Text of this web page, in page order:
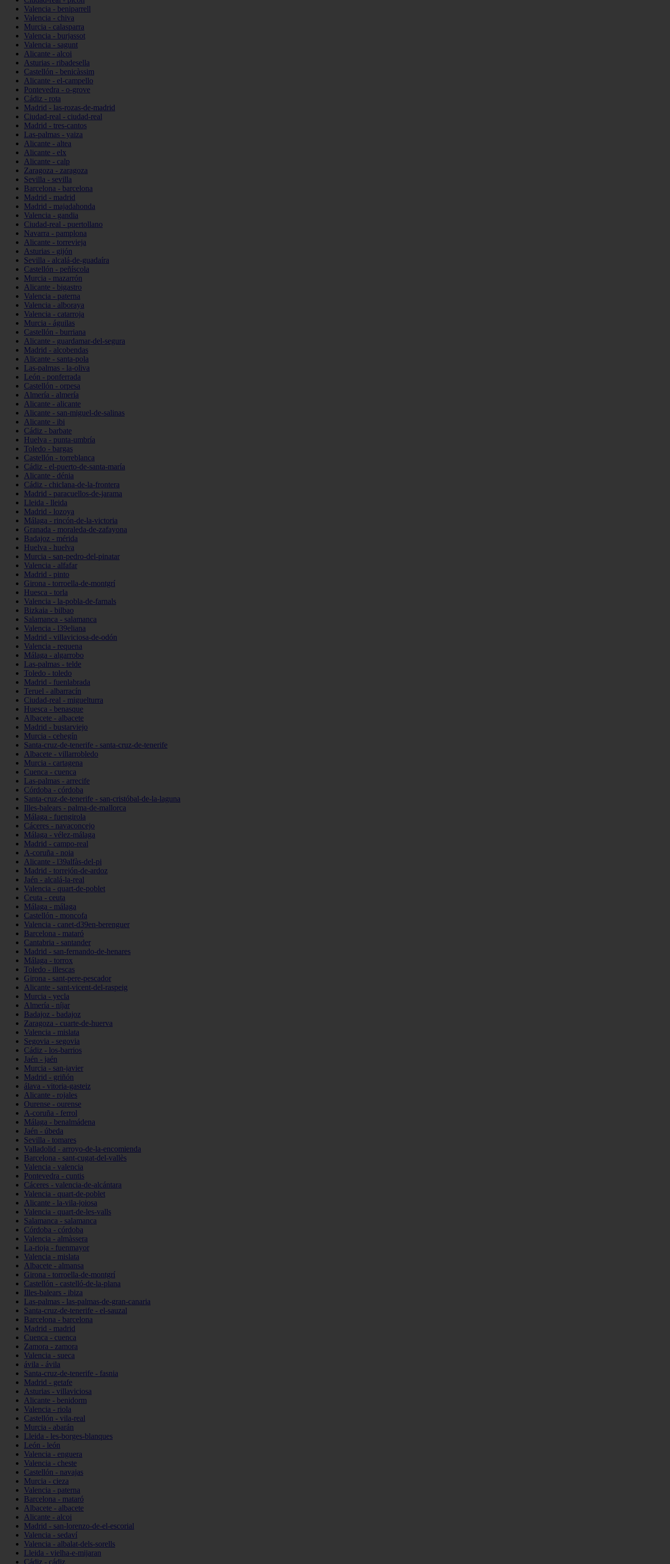
Valencia - beniparrell
Valencia - chiva
Murcia - calasparra
Valencia - burjassot
Valencia - sagunt
Alicante - alcoi
Asturias - ribadesella
Castellón - benicàssim
Alicante - el-campello
Pontevedra - o-grove
Cádiz - rota
Madrid - las-rozas-de-madrid
Ciudad-real - ciudad-real
Madrid - tres-cantos
Las-palmas - yaiza
Alicante - altea
Alicante - elx
Alicante - calp
Zaragoza - zaragoza
Sevilla - sevilla
Barcelona - barcelona
Madrid - madrid
Madrid - majadahonda
Valencia - gandia
Ciudad-real - puertollano
Navarra - pamplona
Alicante - torrevieja
Asturias - gijón
Sevilla - alcalá-de-guadaíra
Castellón - peñíscola
Murcia - mazarrón
Alicante - bigastro
Valencia - paterna
Valencia - alboraya
Valencia - catarroja
Murcia - águilas
Castellón - burriana
Alicante - guardamar-del-segura
Madrid - alcobendas
Alicante - santa-pola
Las-palmas - la-oliva
León - ponferrada
Castellón - orpesa
Almería - almería
Alicante - alicante
Alicante - san-miguel-de-salinas
Alicante - ibi
Cádiz - barbate
Huelva - punta-umbría
Toledo - bargas
Castellón - torreblanca
Cádiz - el-puerto-de-santa-maría
Alicante - dénia
Cádiz - chiclana-de-la-frontera
Madrid - paracuellos-de-jarama
Lleida - lleida
Madrid - lozoya
Málaga - rincón-de-la-victoria
Granada - moraleda-de-zafayona
Badajoz - mérida
Huelva - huelva
Murcia - san-pedro-del-pinatar
Valencia - alfafar
Madrid - pinto
Girona - torroella-de-montgrí
Huesca - torla
Valencia - la-pobla-de-farnals
Bizkaia - bilbao
Salamanca - salamanca
Valencia - l39eliana
Madrid - villaviciosa-de-odón
Valencia - requena
Málaga - algarrobo
Las-palmas - telde
Toledo - toledo
Madrid - fuenlabrada
Teruel - albarracín
Ciudad-real - miguelturra
Huesca - benasque
Albacete - albacete
Madrid - bustarviejo
Murcia - cehegín
Santa-cruz-de-tenerife - santa-cruz-de-tenerife
Albacete - villarrobledo
Murcia - cartagena
Cuenca - cuenca
Las-palmas - arrecife
Córdoba - córdoba
Santa-cruz-de-tenerife - san-cristóbal-de-la-laguna
Illes-balears - palma-de-mallorca
Málaga - fuengirola
Cáceres - navaconcejo
Málaga - vélez-málaga
Madrid - campo-real
A-coruña - noia
Alicante - l39alfàs-del-pi
Madrid - torrejón-de-ardoz
Jaén - alcalá-la-real
Valencia - quart-de-poblet
Ceuta - ceuta
Málaga - málaga
Castellón - moncofa
Valencia - canet-d39en-berenguer
Barcelona - mataró
Cantabria - santander
Madrid - san-fernando-de-henares
Málaga - torrox
Toledo - illescas
Girona - sant-pere-pescador
Alicante - sant-vicent-del-raspeig
Murcia - yecla
Almería - níjar
Badajoz - badajoz
Zaragoza - cuarte-de-huerva
Valencia - mislata
Segovia - segovia
Cádiz - los-barrios
Jaén - jaén
Murcia - san-javier
Madrid - griñón
álava - vitoria-gasteiz
Alicante - rojales
Ourense - ourense
A-coruña - ferrol
Málaga - benalmádena
Jaén - úbeda
Sevilla - tomares
Valladolid - arroyo-de-la-encomienda
Barcelona - sant-cugat-del-vallès
Valencia - valencia
Pontevedra - cuntis
Cáceres - valencia-de-alcántara
Valencia - quart-de-poblet
Alicante - la-vila-joiosa
Valencia - quart-de-les-valls
Salamanca - salamanca
Córdoba - córdoba
Valencia - almàssera
La-rioja - fuenmayor
Valencia - mislata
Albacete - almansa
Girona - torroella-de-montgrí
Castellón - castelló-de-la-plana
Illes-balears - ibiza
Las-palmas - las-palmas-de-gran-canaria
Santa-cruz-de-tenerife - el-sauzal
Barcelona - barcelona
Madrid - madrid
Cuenca - cuenca
Zamora - zamora
Valencia - sueca
ávila - ávila
Santa-cruz-de-tenerife - fasnia
Madrid - getafe
Asturias - villaviciosa
Alicante - benidorm
Valencia - riola
Castellón - vila-real
Murcia - abarán
Lleida - les-borges-blanques
León - león
Valencia - enguera
Valencia - cheste
Castellón - navajas
Murcia - cieza
Valencia - paterna
Barcelona - mataró
Albacete - albacete
Alicante - alcoi
Madrid - san-lorenzo-de-el-escorial
Valencia - sedaví
Valencia - albalat-dels-sorells
Lleida - vielha-e-mijaran
Cádiz - cádiz